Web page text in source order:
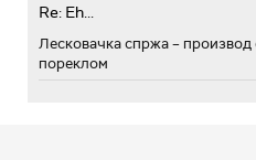
Re: Eh...
Лесковачка спржа –
пореклом